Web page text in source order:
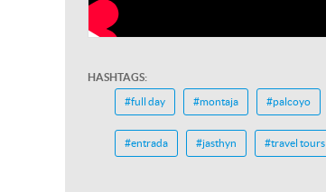
HASHTAGS:
#full day #montaja #palcoyo
#entrada #jasthyn #travel tours